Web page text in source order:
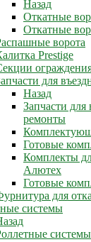
Назад
Откатные
Откатные
ворота
Prestige
для
Назад
Запчасти для
ремонты
Готовые
Комплекты
Алютех
Готовые
для
системы
системы